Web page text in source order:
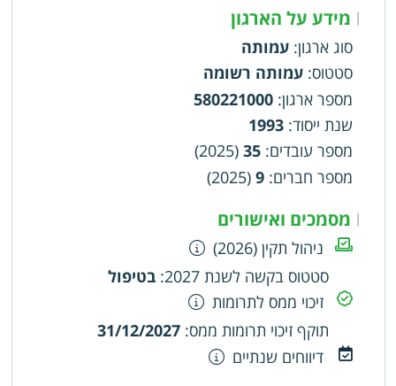
| מידע על הארגון
סוג ארגון: עמותה
סטטוס: עמותה רשומה
מספר ארגון:
580221000
שנת ייסוד:
1993
מספר עובדים:
35
(2025)
מספר חברים:
9
(2025)
| מסמכים ואישורים
ניהול תקין (2026)
סטטוס בקשה לשנת 2027
: בטיפול
זיכוי ממס לתרומות
תוקף זיכוי תרומות ממס:
31/12/2027
דיווחים שנתיים